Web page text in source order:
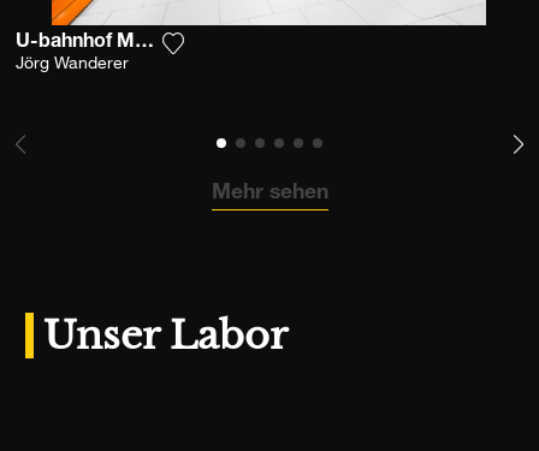
U-bahnhof Marienplatz
Jörg Wanderer
Mehr sehen
Unser Labor